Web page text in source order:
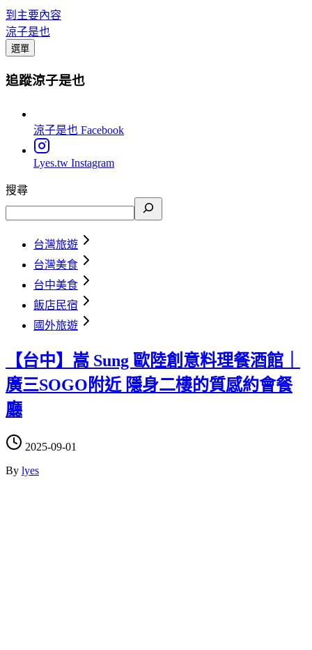
到主要內容
涼子是也
選單
追蹤涼子是也
涼子是也 Facebook
Lyes.tw Instagram
搜尋
台灣旅遊
台灣美食
台中美食
飯店民宿
國外旅遊
【台中】嵩 Sung 歐陸創意料理餐酒館｜
廣三SOGO附近 隱身二樓的質感約會餐
廳
2025-09-01
By lyes